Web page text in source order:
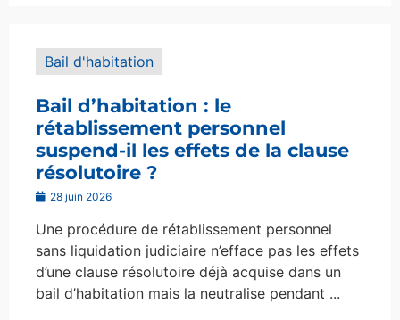
Bail d'habitation
Bail d’habitation : le
rétablissement personnel
suspend-il les effets de la clause
résolutoire ?
28 juin 2026
Une procédure de rétablissement personnel
sans liquidation judiciaire n’efface pas les effets
d’une clause résolutoire déjà acquise dans un
bail d’habitation mais la neutralise pendant ...